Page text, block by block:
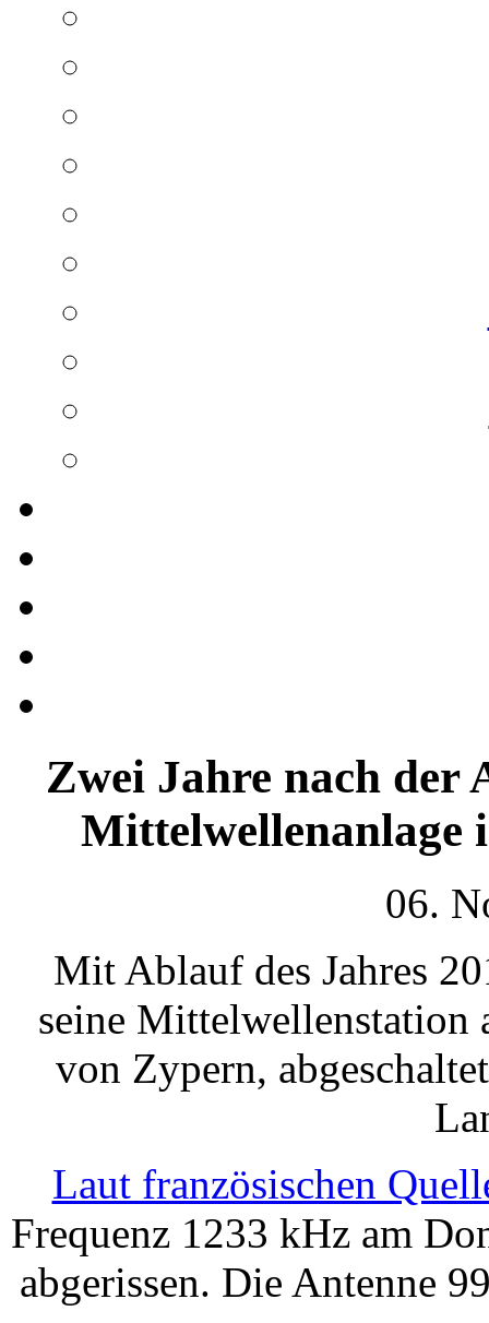
Zwei Jahre nach der
06.
Mit Ablauf des Jahres
seine Mittelwellenstation
von Zypern,
Laut französischen
Frequenz 1233 kHz am
abgerissen. Die Antenne